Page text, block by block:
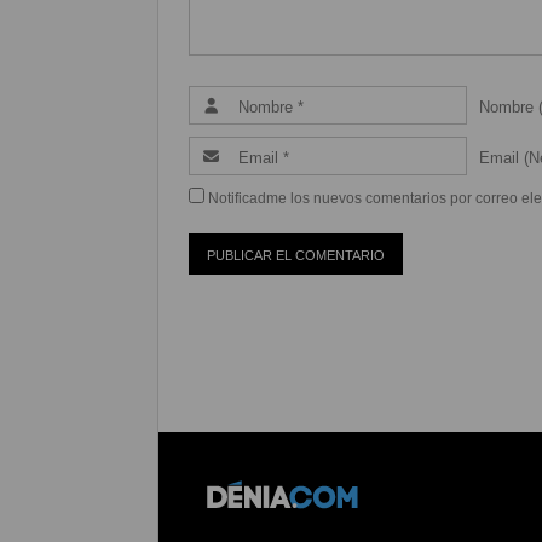
Nombre
Email
Notificadme los nuevos comentarios por correo